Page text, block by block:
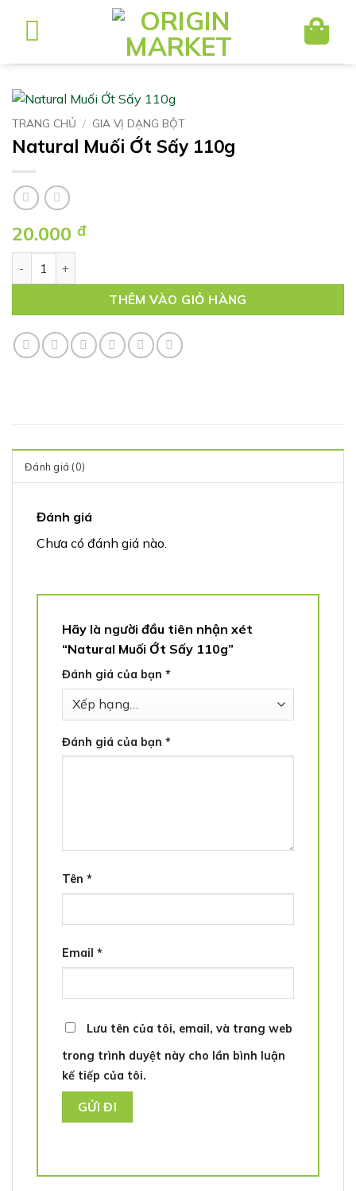
dung
TRANG CHỦ / GIA VỊ DẠNG BỘT
Natural Muối Ớt Sấy 110g
20.000 đ
THÊM VÀO GIỎ HÀNG
Đánh giá (0)
Đánh giá
Chưa có đánh giá nào.
Hãy là người đầu tiên nhận xét
“Natural Muối Ớt Sấy 110g”
Đánh giá của bạn *
Đánh giá của bạn *
Tên *
Email *
Lưu tên của tôi, email, và trang web
trong trình duyệt này cho lần bình luận
kế tiếp của tôi.